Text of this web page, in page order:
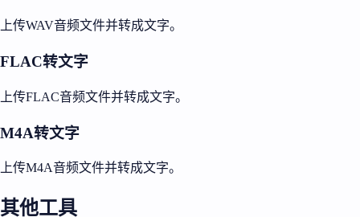
上传WAV音频文件并转成文字。
FLAC转文字
上传FLAC音频文件并转成文字。
M4A转文字
上传M4A音频文件并转成文字。
其他工具